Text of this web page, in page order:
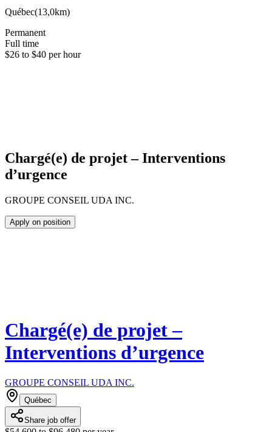
Québec(13,0km)
Permanent
Full time
$26 to $40 per hour
Chargé(e) de projet – Interventions
d’urgence
GROUPE CONSEIL UDA INC.
Apply on position
Chargé(e) de projet –
Interventions d’urgence
GROUPE CONSEIL UDA INC.
Québec
Share job offer